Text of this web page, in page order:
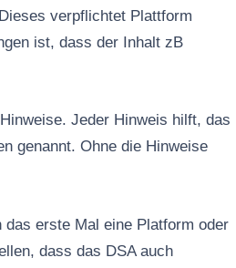
verpflichtet Plattform
ist, dass der Inhalt zB
Jeder Hinweis hilft, das
genannt. Ohne die Hinweise
erste Mal eine Platform oder
dass das DSA auch